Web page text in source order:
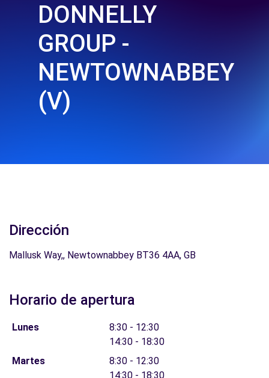
DONNELLY
GROUP -
NEWTOWNABBEY
(V)
Dirección
Mallusk Way,, Newtownabbey BT36 4AA, GB
Horario de apertura
Lunes
8:30 - 12:30
14:30 - 18:30
Martes
8:30 - 12:30
14:30 - 18:30